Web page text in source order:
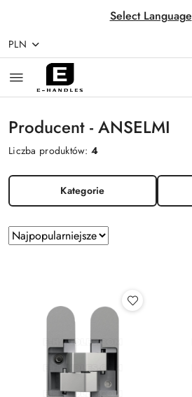
Select Language
Przejdź do treści głównej
Przejdź do wyszukiwarki
Przejdź do moje konto
Przejdź do menu głównego
Przejdź do stopki
PLN
Producent - ANSELMI
Liczba produktów:4
Kategorie
Zastosowano
sortowanie:
Sortuj
według